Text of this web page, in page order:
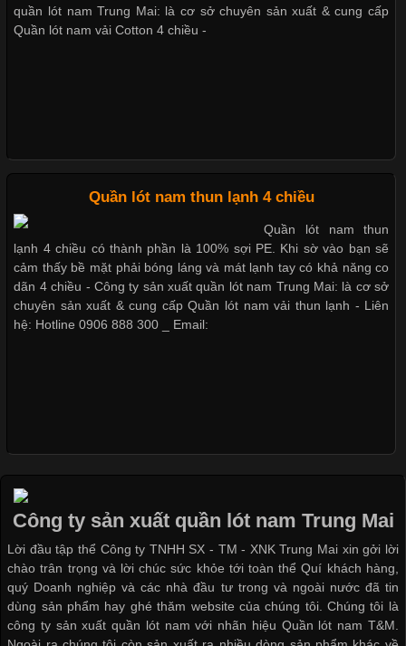
thoải mái khi mặc. Từ áo thun, đồ thể thao cho đến đồ lót nam,
vải thun luôn đóng vai trò quan trọng trong quá trình sản xuất.
Cập nhật 2026-05-09 15:58:23
Các Form Áo Thun Phổ Biến Hiện Nay Và Xu Hướng Trong
Ngành May Mặc Áo thun là một trong những trang phục quen
thuộc và được sử dụng phổ biến nhất hiện nay. Không chỉ đa
dạng về màu sắc hay chất liệu, áo thun còn có nhiều form dáng
khác nhau để phù hợp với từng phong cách thời trang và nhu
cầu
Áo phông là một trong những trang phục phổ biến nhất trong
đời sống hiện đại nhờ sự tiện lợi, thoải mái và dễ phối đồ.
Không chỉ xuất hiện trong thời trang thường ngày, áo phông còn
được ứng dụng rộng rãi trong ngành sản xuất may mặc, đặc
biệt là các sản phẩm từ vải thun. Hiện nay,
quần lót nam Trung Mai: là cơ sở chuyên sản xuất & cung cấp
Quần lót nam vải Cotton 4 chiều -
Quần lót nam thun lạnh 4 chiều
Quần lót nam thun
lạnh 4 chiều có thành phần là 100% sợi PE. Khi sờ vào bạn sẽ
cảm thấy bề mặt phải bóng láng và mát lạnh tay có khả năng co
dãn 4 chiều - Công ty sản xuất quần lót nam Trung Mai: là cơ sở
chuyên sản xuất & cung cấp Quần lót nam vải thun lạnh - Liên
hệ: Hotline 0906 888 300 _ Email:
Công ty sản xuất quần lót nam Trung Mai
Lời đầu tập thể Công ty TNHH SX - TM - XNK Trung Mai xin gởi lời
chào trân trọng và lời chúc sức khỏe tới toàn thể Quí khách hàng,
quý Doanh nghiệp và các nhà đầu tư trong và ngoài nước đã tin
dùng sản phẩm hay ghé thăm website của chúng tôi. Chúng tôi là
công ty sản xuất quần lót nam với nhãn hiệu Quần lót nam T&M.